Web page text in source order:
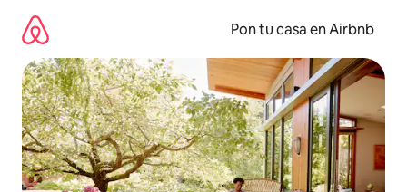
contenido
Pon tu casa en Airbnb